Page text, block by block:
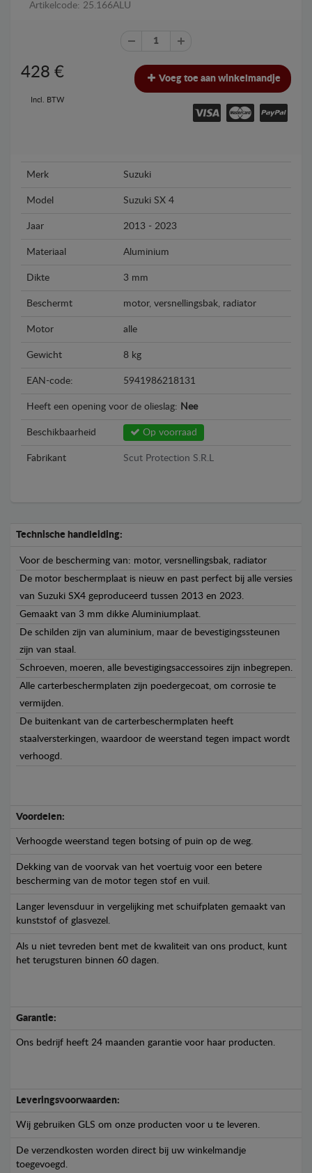
Artikelcode: 25.166ALU
428 €
Incl. BTW
Voeg toe aan winkelmandje
Merk Suzuki
Model Suzuki SX 4
Jaar 2013 - 2023
Materiaal Aluminium
Dikte 3 mm
Beschermt motor, versnellingsbak, radiator
Motor alle
Gewicht 8 kg
EAN-code: 5941986218131
Heeft een opening voor de olieslag: Nee
Beschikbaarheid Op voorraad
Fabrikant Scut Protection S.R.L
Technische handleiding:
Voor de bescherming van: motor, versnellingsbak, radiator
De motor beschermplaat is nieuw en past perfect bij alle versies
van Suzuki SX4 geproduceerd tussen 2013 en 2023.
Gemaakt van 3 mm dikke Aluminiumplaat.
De schilden zijn van aluminium, maar de bevestigingssteunen
zijn van staal.
Schroeven, moeren, alle bevestigingsaccessoires zijn inbegrepen.
Alle carterbeschermplaten zijn poedergecoat, om corrosie te
vermijden.
De buitenkant van de carterbeschermplaten heeft
staalversterkingen, waardoor de weerstand tegen impact wordt
verhoogd.
Voordelen:
Verhoogde weerstand tegen botsing of puin op de weg.
Dekking van de voorvak van het voertuig voor een betere
bescherming van de motor tegen stof en vuil.
Langer levensduur in vergelijking met schuifplaten gemaakt van
kunststof of glasvezel.
Als u niet tevreden bent met de kwaliteit van ons product, kunt
het terugsturen binnen 60 dagen.
Garantie:
Ons bedrijf heeft 24 maanden garantie voor haar producten.
Leveringsvoorwaarden:
Wij gebruiken GLS om onze producten voor u te leveren.
De verzendkosten worden direct bij uw winkelmandje
toegevoegd.